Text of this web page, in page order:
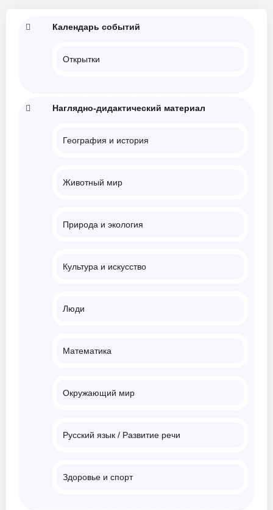
Календарь событий
Открытки
Наглядно-дидактический материал
География и история
Животный мир
Природа и экология
Культура и искусство
Люди
Математика
Окружающий мир
Русский язык / Развитие речи
Здоровье и спорт